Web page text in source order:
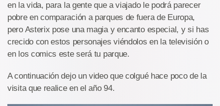
en la vida, para la gente que a viajado le podrá parecer
pobre en comparación a parques de fuera de Europa,
pero Asterix pose una magia y encanto especial, y si has
crecido con estos personajes viéndolos en la televisión o
en los comics este será tu parque.
A continuación dejo un video que colgué hace poco de la
visita que realice en el año 94.